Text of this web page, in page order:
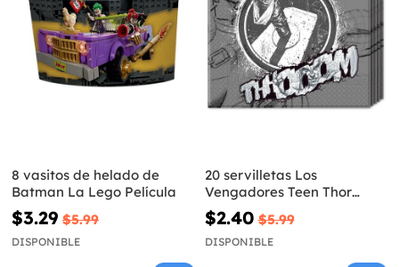
8 vasitos de helado de
Batman La Lego Película
$3.29 $5.99
DISPONIBLE
20 servilletas Los
Vengadores Teen Thor
(33x33cm) - Avengers Team
$2.40 $5.99
DISPONIBLE